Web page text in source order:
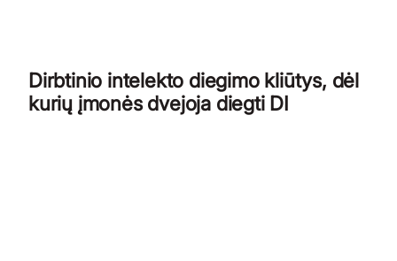
Dirbtinio intelekto diegimo kliūtys, dėl
kurių įmonės dvejoja diegti DI